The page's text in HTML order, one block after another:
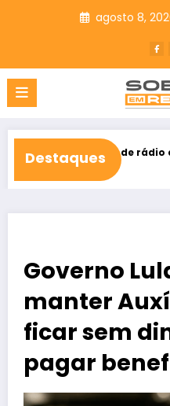
agosto 8,
Destaques
de rádio e TV Ivo
Governo
manter
ficar sem
pagar